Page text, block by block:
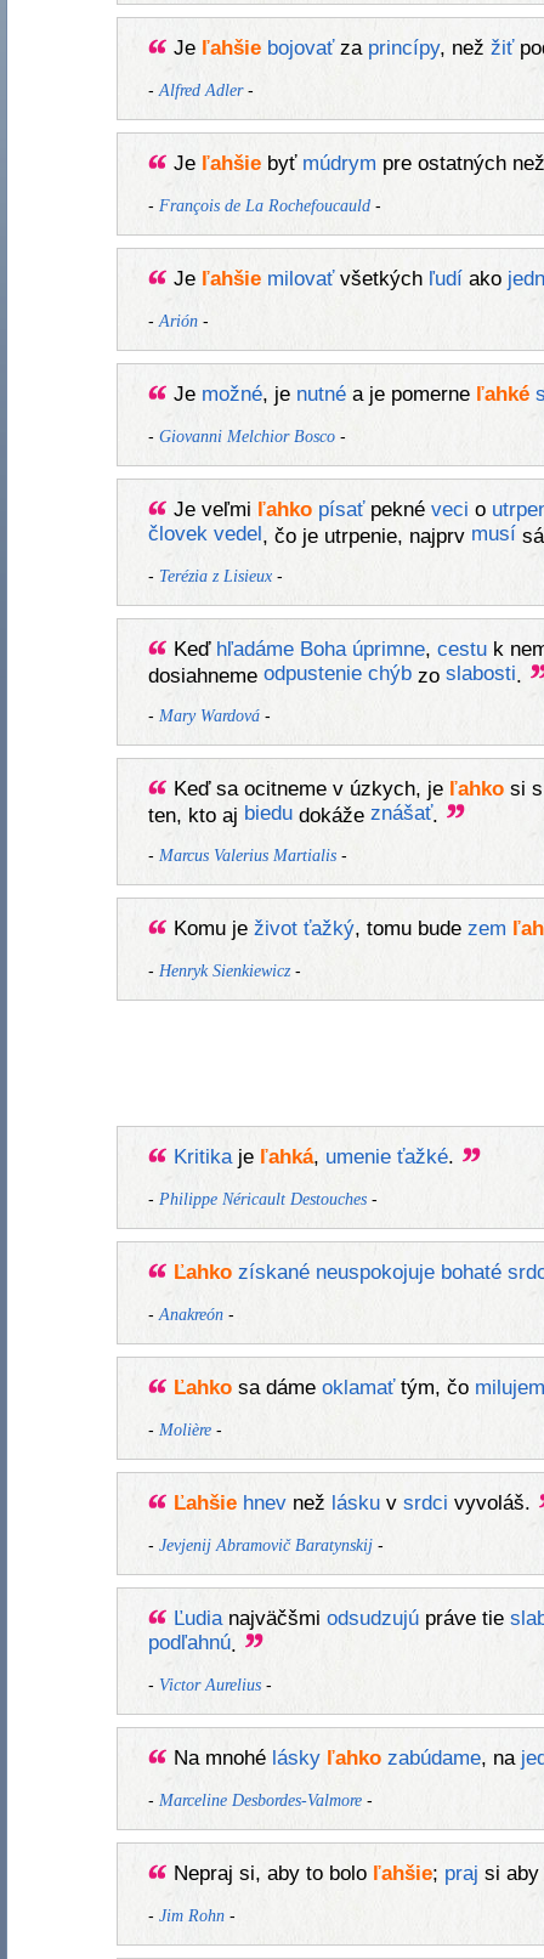
Je ľahšie bojovaťza princípy, než žiť
- Alfred Adler-
Je ľahšiebyť múdrym pre ostatných
- François de La Rochefoucauld-
Je ľahšie milovaťvšetkých ľudíako
- Arión-
Je možné, je nutnéa je pomerne ľahké
- Giovanni Melchior Bosco-
Je veľmi ľahko písaťpekné veci o
človek vedel , čo je utrpenie, najprv musí
- Terézia z Lisieux-
Keď hľadáme Boha úprimne, cestuk
dosiahneme odpustenie chýbzo slabosti
- Mary Wardová-
Keď sa ocitneme v úzkych, je ľahkosi
ten, kto aj biedudokáže znášať.
- Marcus Valerius Martialis-
Komu je život ťažký, tomu bude zem
- Henryk Sienkiewicz-
Kritikaje ľahká, umenie ťažké.
- Philippe Néricault Destouches-
Ľahko získané neuspokojuje bohaté
- Anakreón-
Ľahkosa dáme oklamaťtým, čo
- Molière-
Ľahšie hnevnež láskuv srdci vyvoláš.
- Jevjenij Abramovič Baratynskij-
Ľudianajväčšmi odsudzujúpráve tie
podľahnú.
- Victor Aurelius-
Na mnohé lásky ľahko zabúdame, na
- Marceline Desbordes-Valmore-
Nepraj si, aby to bolo ľahšie; praj si
- Jim Rohn-